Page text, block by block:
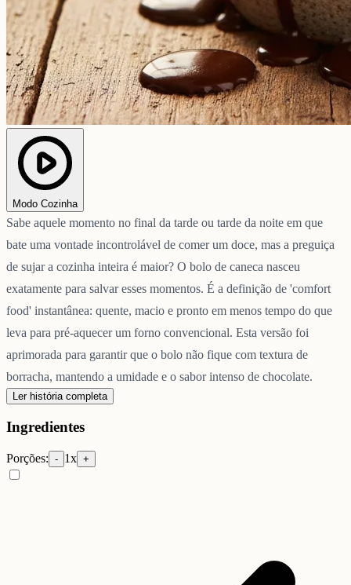
Modo Cozinha
Sabe aquele momento no final da tarde ou tarde da noite em que
bate uma vontade incontrolável de comer um doce, mas a preguiça
de sujar a cozinha inteira é maior? O bolo de caneca nasceu
exatamente para salvar esses momentos. É a definição de 'comfort
food' instantânea: quente, macio e pronto em menos tempo do que
leva para pré-aquecer um forno convencional. Esta versão foi
aprimorada para garantir que o bolo não fique com textura de
borracha, mantendo a umidade e o sabor intenso de chocolate.
Ler história completa
Ingredientes
Porções: - 1x +